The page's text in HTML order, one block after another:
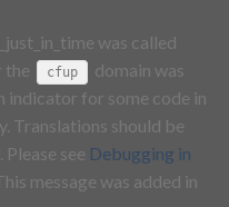
was called
the cfup
domain was
indicator for some code in
Translations should be
see Debugging in
message was added in